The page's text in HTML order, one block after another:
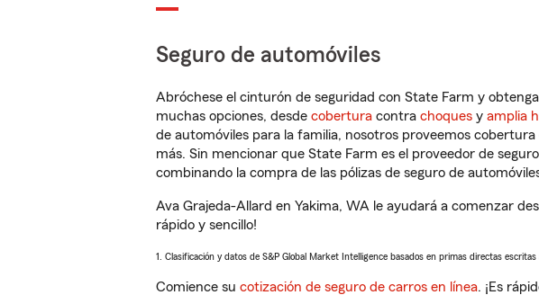
Seguro de automóviles
Abróchese el cinturón de seguridad con State Farm y obtenga
muchas opciones, desde cobertura contra choques y amplia
de automóviles para la familia, nosotros proveemos
más. Sin mencionar que State Farm es el proveedor de
combinando la compra de las pólizas de seguro de
Ava Grajeda-Allard en Yakima, WA le ayudará a comenzar
rápido y sencillo!
1. Clasificación y datos de S&P Global Market Intelligence basados en primas directas escritas
Comience su cotización de seguro de carros en línea. ¡Es